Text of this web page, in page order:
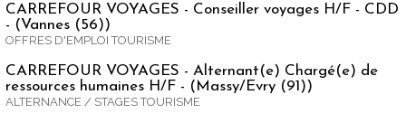
CARREFOUR VOYAGES - Conseiller voyages H/F - CDD
- (Vannes (56))
OFFRES D'EMPLOI TOURISME
CARREFOUR VOYAGES - Alternant(e) Chargé(e) de
ressources humaines H/F - (Massy/Evry (91))
ALTERNANCE / STAGES TOURISME